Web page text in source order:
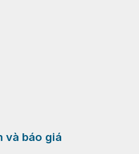
và báo giá